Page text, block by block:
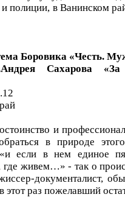
полиции, в Ванинском
Боровика «Честь.
Сахарова
и
в природе
если в нем единое
живем…» - так о
документалист,
раз пожелавший